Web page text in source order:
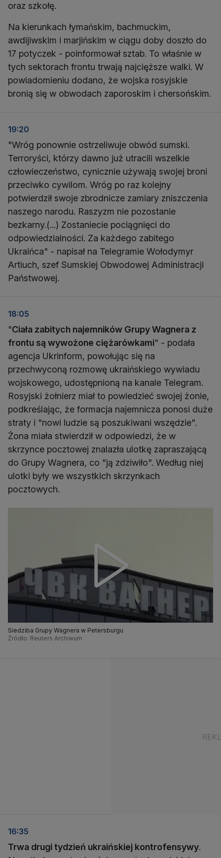
oraz szkołę.
Na kierunkach łymańskim, bachmuckim,
awdijiwskim i marjińskim w ciągu doby doszło do
17 potyczek - poinformował sztab. To właśnie w
tych sektorach frontu trwają najcięższe walki. W
powiadomieniu dodano, że wojska rosyjskie
bronią się w obwodach zaporoskim i chersońskim.
19:20
"Wróg ponownie ostrzeliwuje obwód sumski.
Terroryści, którzy dawno już utracili wszelkie
człowieczeństwo, cynicznie używają swojej broni
przeciwko cywilom. Wróg po raz kolejny
potwierdził swoje zbrodnicze zamiary zniszczenia
naszego narodu. Raszyzm nie pozostanie
bezkarny.(...) Zostaniecie pociągnięci do
odpowiedzialności. Za każdego zabitego
Ukraińca" - napisał na Telegramie Wołodymyr
Artiuch, szef Sumskiej Obwodowej Administracji
Państwowej.
18:05
"Ciała zabitych najemników Grupy Wagnera z
frontu są wywożone ciężarówkami" - podała
agencja Ukrinform, powołując się na
przechwyconą rozmowę ukraińskiego wywiadu
wojskowego, udostępnioną na kanale Telegram.
Rosyjski żołnierz miał to powiedzieć swojej żonie,
podkreślając, że formacja najemnicza ponosi duże
straty i "nowi ludzie są poszukiwani wszędzie".
Żona miała stwierdził w odpowiedzi, że w
skrzynce pocztowej znalazła ulotkę zapraszającą
do Grupy Wagnera, co "ją zdziwiło". Według niej
ulotki były we wszystkich skrzynkach
pocztowych.
Siedziba Grupy Wagnera w Petersburgu
Źródło: Reuters Archiwum
16:35
Trwa drugi tydzień ukraińskiej kontrofensywy.